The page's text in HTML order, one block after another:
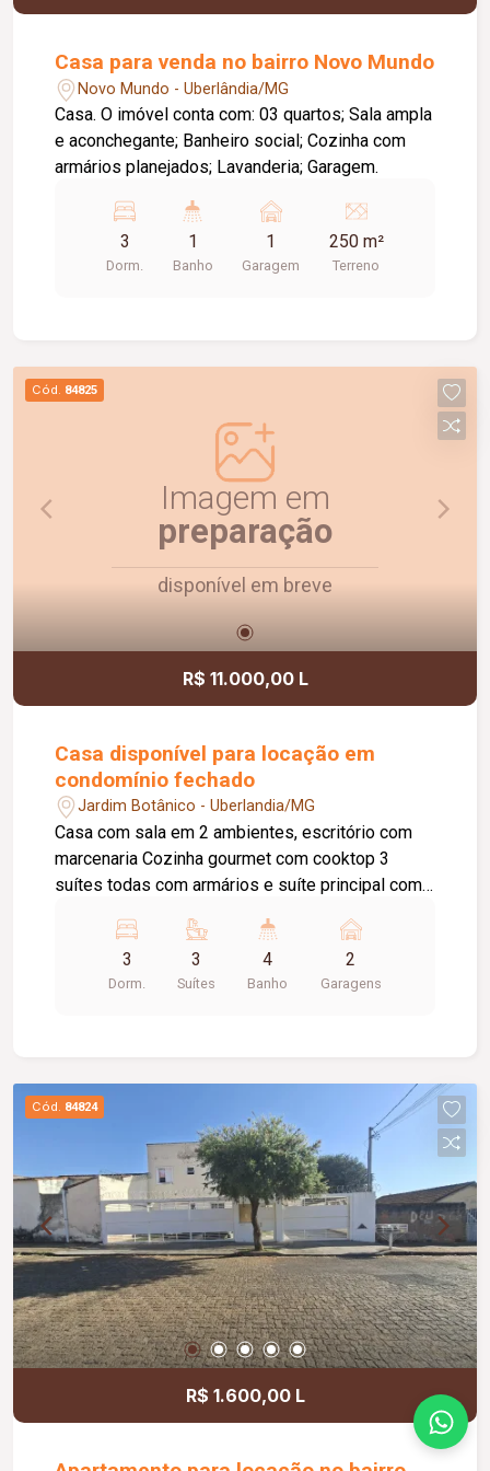
Casa para venda no bairro Novo Mundo
Novo Mundo - Uberlândia/MG
Casa. O imóvel conta com: 03 quartos; Sala ampla
e aconchegante; Banheiro social; Cozinha com
armários planejados; Lavanderia; Garagem.
3
Dorm.
1
Banho
1
Garagem
250 m²
Terreno
Cód. 84825
Imagem em
preparação
disponível em breve
R$ 11.000,00 L
Casa disponível para locação em
condomínio fechado
Jardim Botânico - Uberlandia/MG
Casa com sala em 2 ambientes, escritório com
marcenaria Cozinha gourmet com cooktop 3
suítes todas com armários e suíte principal com
Piscina aquecida Lavabo Lavanderia com
armários Despensa
3
Dorm.
3
Suítes
4
Banho
2
Garagens
Cód. 84824
R$ 1.600,00 L